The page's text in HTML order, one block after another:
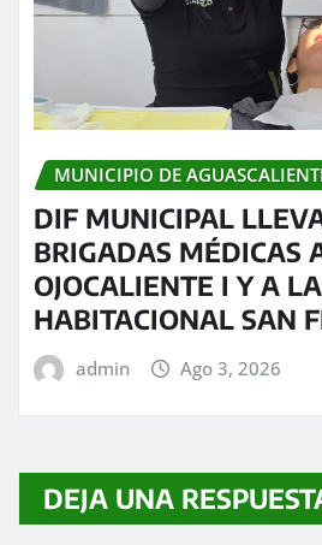
MUNICIPIO DE
DIF MUNICIPAL
BRIGADAS MÉDICAS
OJOCALIENTE I Y A
HABITACIONAL SAN
admin Ago 3, 2026
DEJA UNA